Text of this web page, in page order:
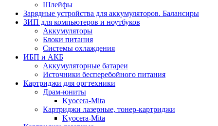
Шлейфы
Зарядные устройства для аккумуляторов. Балансиры
ЗИП для компьютеров и ноутбуков
Аккумуляторы
Блоки питания
Системы охлаждения
ИБП и АКБ
Аккумуляторные батареи
Источники бесперебойного питания
Картриджи для оргтехники
Драм-юниты
Kyocera-Mita
Картриджи лазерные, тонер-картриджи
Kyocera-Mita